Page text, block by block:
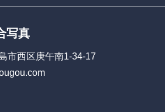
写真
市西区庚午南1-34-17